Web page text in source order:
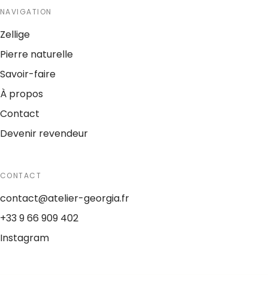
NAVIGATION
Zellige
Pierre naturelle
Savoir-faire
À propos
Contact
Devenir revendeur
CONTACT
contact@atelier-georgia.fr
+33 9 66 909 402
Instagram